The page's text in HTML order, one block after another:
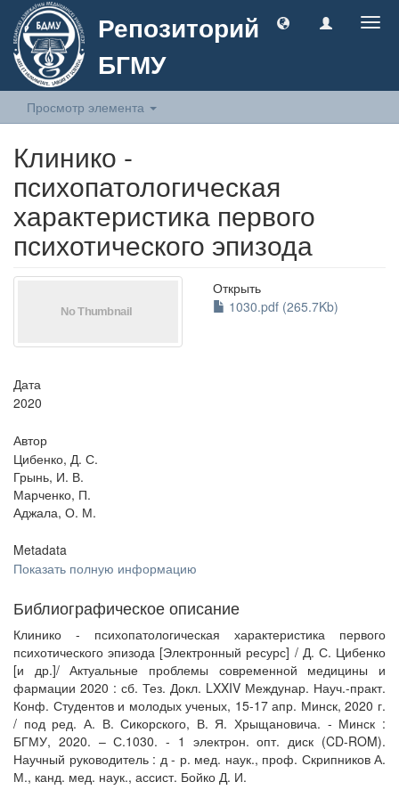
Репозиторий
БГМУ
Просмотр элемента
Клинико -
психопатологическая
характеристика первого
психотического эпизода
Открыть
1030.pdf (265.7Kb)
Дата
2020
Автор
Цибенко, Д. С.
Грынь, И. В.
Марченко, П.
Аджала, О. М.
Metadata
Показать полную информацию
Библиографическое описание
Клинико - психопатологическая характеристика первого
психотического эпизода [Электронный ресурс] / Д. С. Цибенко
[и др.]/ Актуальные проблемы современной медицины и
фармации 2020 : сб. Тез. Докл. LXXIV Междунар. Науч.-практ.
Конф. Студентов и молодых ученых, 15-17 апр. Минск, 2020 г.
/ под ред. А. В. Сикорского, В. Я. Хрыщановича. - Минск :
БГМУ, 2020. – С.1030. - 1 электрон. опт. диск (CD-ROM).
Научный руководитель : д - р. мед. наук., проф. Скрипников А.
М., канд. мед. наук., ассист. Бойко Д. И.